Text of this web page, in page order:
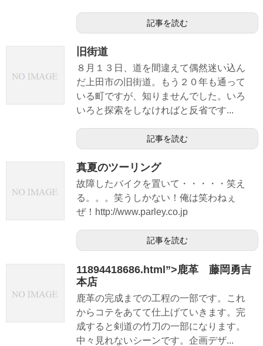
記事を読む
旧街道
８月１３日、道を間違えて偶然迷い込ん
だ上田市の旧街道。もう２０年も通って
いる町ですが、知りませんでした。いろ
いろと探索をしなければと反省です...
記事を読む
真夏のツーリング
故障したバイクを置いて・・・・・笑え
る。。。笑うしかない！俺は笑わねぇ
ぜ！http://www.parley.co.jp
記事を読む
11894418686.html”>鹿革 藤岡勇吉
本店
鹿革の完成までの工程の一部です。これ
からコテをあてて仕上げていきます。完
成すると剣道の竹刀の一部になります。
中々見れないシーンです。企画デザ...